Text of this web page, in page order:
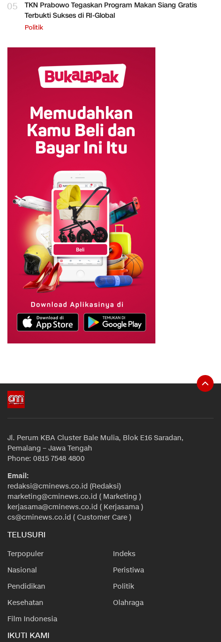
05
TKN Prabowo Tegaskan Program Makan Siang Gratis
Terbukti Sukses di RI-Global
Politik
Jl. Perum KBA Cluster Bale Mulia, Blok E16 Saradan,
Pemalang – Jawa Tengah
Phone: 0815 7548 4800
Email:
redaksi@cminews.co.id (Redaksi)
marketing@cminews.co.id ( Marketing )
kerjasama@cminews.co.id ( Kerjasama )
cs@cminews.co.id ( Customer Care )
TELUSURI
Terpopuler
Indeks
Nasional
Peristiwa
Pendidikan
Politik
Kesehatan
Olahraga
Film Indonesia
IKUTI KAMI